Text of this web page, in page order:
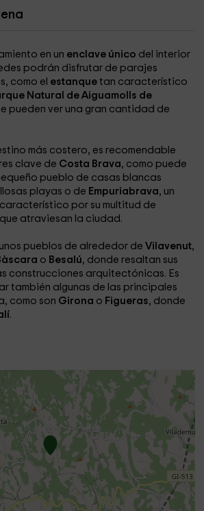
en un enclave único del interior
podrán disfrutar de parajes
como el estanquetan característico
Natural de Aiguamolls de
pueden ver una gran cantidad de
más costero, es recomendable
clave de Costa Brava, como puede
pueblo de casas blancas
playas o de Empuriabrava, un
por su multitud de
atraviesan la ciudad.
pueblos de alrededor deVilavenut,
o Besalú, donde resaltan sus
construcciones arquitectónicas. Es
también algunas de las principales
como son Girona o Figueras, donde
.